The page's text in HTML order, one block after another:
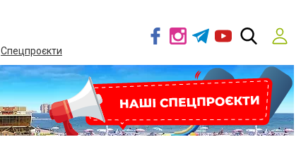
Спецпроєкти